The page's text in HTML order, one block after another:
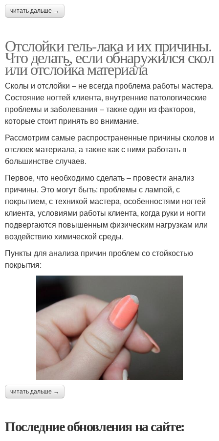
читать дальше →
Отслойки гель-лака и их причины.
Что делать, если обнаружился скол
или отслойка материала
Сколы и отслойки – не всегда проблема работы мастера.
Состояние ногтей клиента, внутренние патологические
проблемы и заболевания – также один из факторов,
которые стоит принять во внимание.
Рассмотрим самые распространенные причины сколов и
отслоек материала, а также как с ними работать в
большинстве случаев.
Первое, что необходимо сделать – провести анализ
причины. Это могут быть: проблемы с лампой, с
покрытием, с техникой мастера, особенностями ногтей
клиента, условиями работы клиента, когда руки и ногти
подвергаются повышенным физическим нагрузкам или
воздействию химической среды.
Пункты для анализа причин проблем со стойкостью
покрытия:
читать дальше →
Последние обновления на сайте: